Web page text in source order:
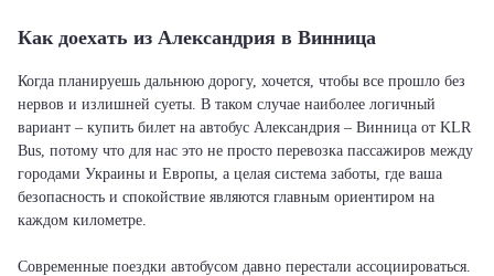
Как доехать из Александрия в Винница
Когда планируешь дальнюю дорогу, хочется, чтобы все прошло без
нервов и излишней суеты. В таком случае наиболее логичный
вариант – купить билет на автобус Александрия – Винница от KLR
Bus, потому что для нас это не просто перевозка пассажиров между
городами Украины и Европы, а целая система заботы, где ваша
безопасность и спокойствие являются главным ориентиром на
каждом километре.
Современные поездки автобусом давно перестали ассоциироваться.